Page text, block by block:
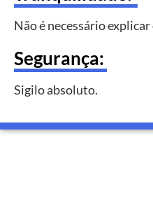
Não é necessário
Segurança:
Sigilo absoluto.